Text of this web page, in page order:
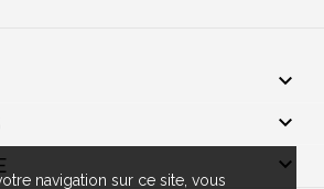
navigation sur ce site, vous


